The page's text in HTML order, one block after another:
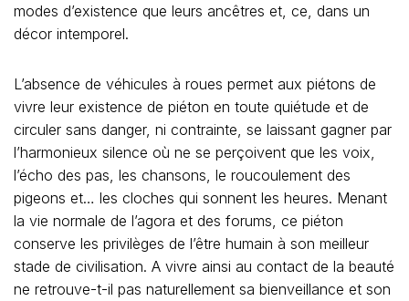
modes d’existence que leurs ancêtres et, ce, dans un
décor intemporel.
L’absence de véhicules à roues permet aux piétons de
vivre leur existence de piéton en toute quiétude et de
circuler sans danger, ni contrainte, se laissant gagner par
l’harmonieux silence où ne se perçoivent que les voix,
l’écho des pas, les chansons, le roucoulement des
pigeons et… les cloches qui sonnent les heures. Menant
la vie normale de l’agora et des forums, ce piéton
conserve les privilèges de l’être humain à son meilleur
stade de civilisation. A vivre ainsi au contact de la beauté
ne retrouve-t-il pas naturellement sa bienveillance et son